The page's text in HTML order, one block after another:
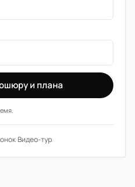
и плана
·Видео-тур